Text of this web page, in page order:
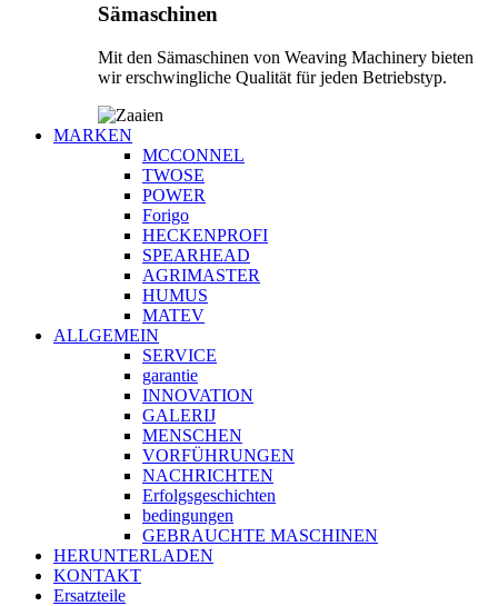
Sämaschinen
Mit den Sämaschinen von Weaving Machinery bieten
wir erschwingliche Qualität für jeden Betriebstyp.
MARKEN
MCCONNEL
TWOSE
POWER
Forigo
HECKENPROFI
SPEARHEAD
AGRIMASTER
HUMUS
MATEV
ALLGEMEIN
SERVICE
garantie
INNOVATION
GALERIJ
MENSCHEN
VORFÜHRUNGEN
NACHRICHTEN
Erfolgsgeschichten
bedingungen
GEBRAUCHTE MASCHINEN
HERUNTERLADEN
KONTAKT
Ersatzteile